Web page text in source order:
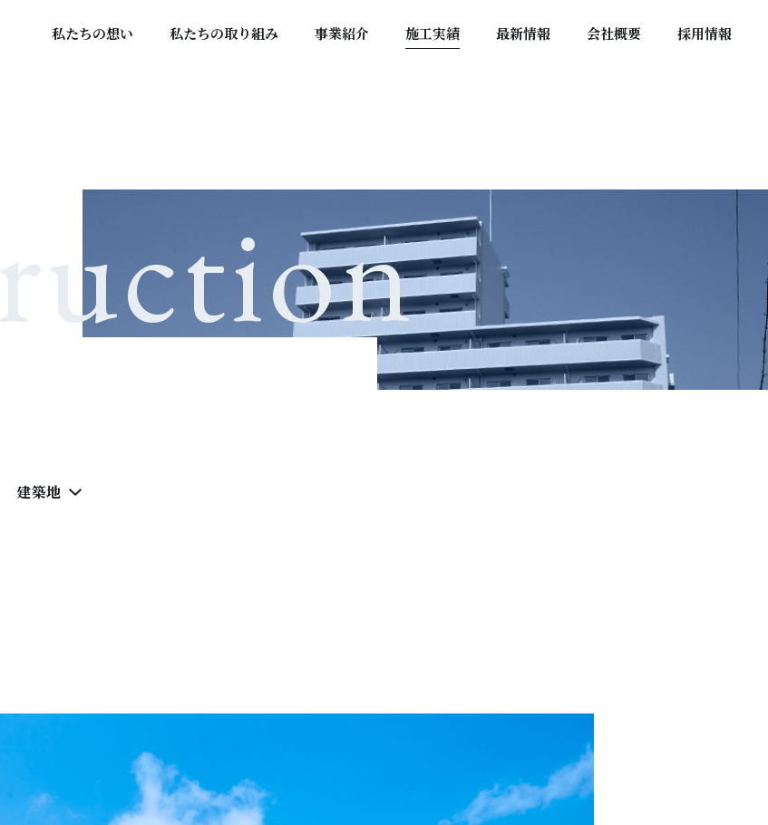
私たちの想い 私たちの取り組み 事業紹介 施工実績 最新情報 会社概要 採用情報
建築地